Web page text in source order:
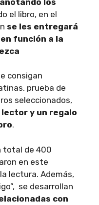
el libro, en el
se les entregará
función a la
consigan
prueba de
seleccionados,
y un regalo
.
total de 400
en este
lectura. Además,
se desarrollan
con